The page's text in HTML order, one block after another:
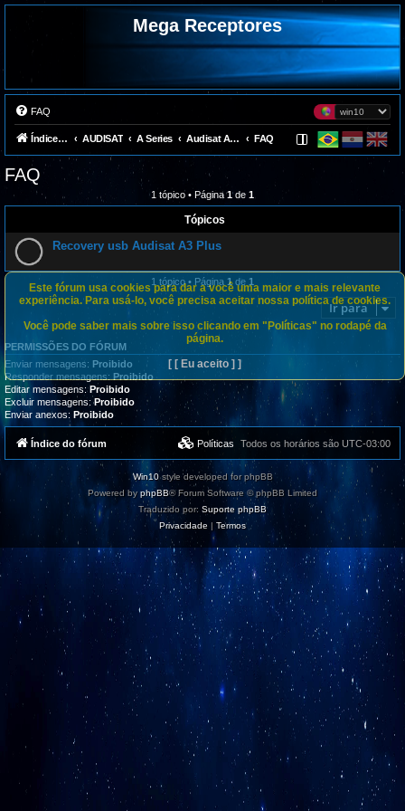
Mega Receptores
FAQ
Índice do fórum AUDISAT A Series Audisat A3 Plus FAQ
FAQ
1 tópico • Página1de 1
Tópicos
Recovery usb Audisat A3 Plus
1 tópico • Página 1de 1
Ir para
PERMISSÕES DO FÓRUM
Enviar mensagens: Proibido
Responder mensagens: Proibido
Editar mensagens:Proibido
Excluir mensagens:Proibido
Enviar anexos: Proibido
Este fórum usa cookies para dar a você uma maior e mais relevante
experiência. Para usá-lo, você precisa aceitar nossa política de cookies.
Você pode saber mais sobre isso clicando em "Políticas" no rodapé da
página.
[ [ Eu aceito ] ]
Índice do fórum Todos os horários são UTC-03:00
Políticas
Win10style developed for phpBB
Powered byphpBB® Forum Software © phpBB Limited
Traduzido por: Suporte phpBB
Privacidade | Termos